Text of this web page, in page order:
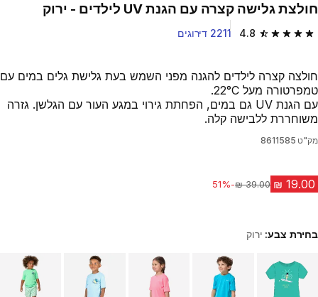
חולצת גלישה קצרה עם הגנת UV לילדים - ירוק
4.8 4.8 out of 5 stars from 2211 reviews 2211 דירוגים
חולצה קצרה לילדים להגנה מפני השמש בעת גלישת גלים במים עם
טמפרטורה מעל 22°C.
עם הגנת UV גם במים, הפחתת גירוי במגע העור עם הגלשן. גזרה
משוחררת ללבישה קלה.
מק"ט 8611585
מחיר לפני הנחה
-51%
בחירת צבע: ירוק
Choose a variant